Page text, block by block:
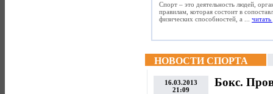
Спорт – это деятельность людей,
правилам, которая состоит в
физических способностей, а ... читать
НОВОСТИ СПОРТА
16.03.2013
21:09
Бокс.